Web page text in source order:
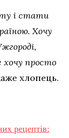
і стати
Хочу
хочу просто
хлопець.
рецептів: